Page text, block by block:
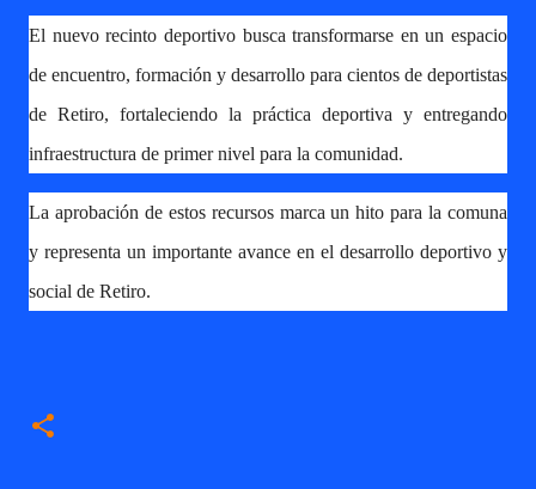
El nuevo recinto deportivo busca transformarse en un espacio
de encuentro, formación y desarrollo para cientos de deportistas
de Retiro, fortaleciendo la práctica deportiva y entregando
infraestructura de primer nivel para la comunidad.
La aprobación de estos recursos marca un hito para la comuna
y representa un importante avance en el desarrollo deportivo y
social de Retiro.